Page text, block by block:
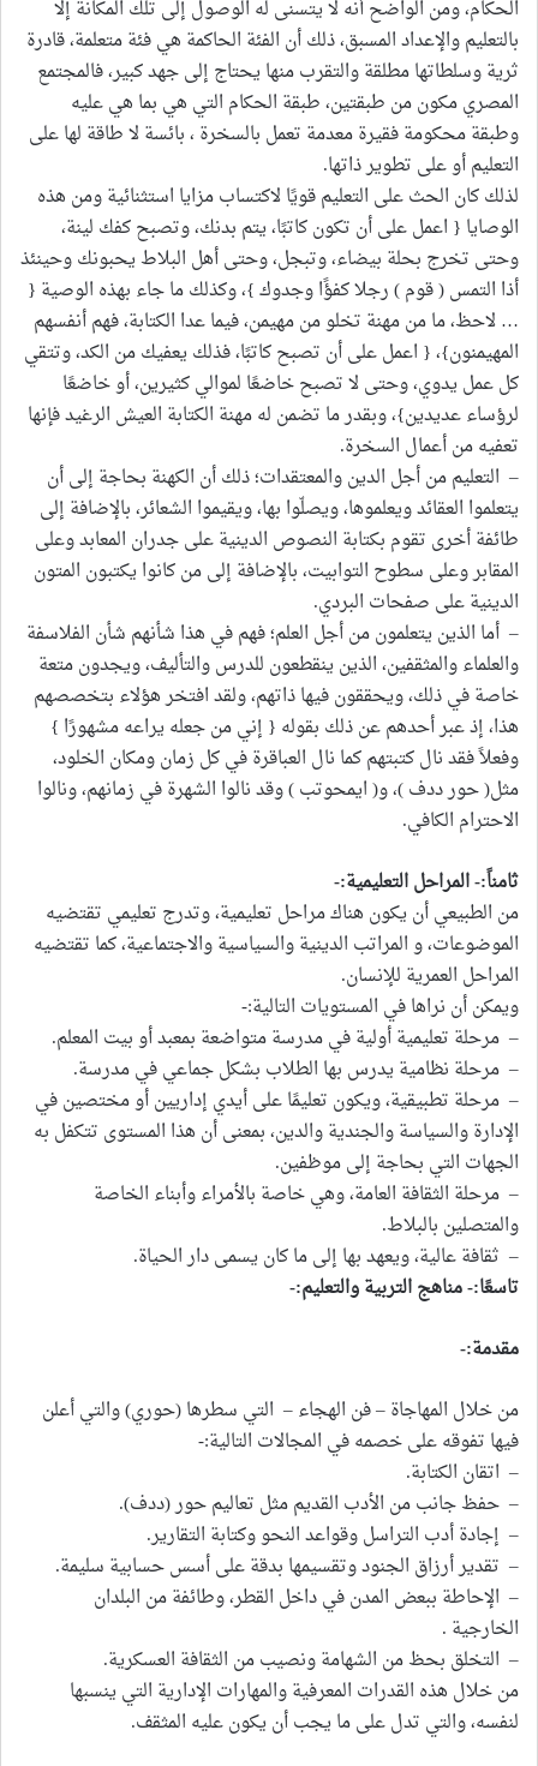
الحكام، ومن الواضح أنه لا يتسنى له الوصول إلى تلك المكانة إلا
بالتعليم والإعداد المسبق، ذلك أن الفئة الحاكمة هي فئة متعلمة، قادرة
ثرية وسلطاتها مطلقة والتقرب منها يحتاج إلى جهد كبير، فالمجتمع
المصري مكون من طبقتين، طبقة الحكام التي هي بما هي عليه
وطبقة محكومة فقيرة معدمة تعمل بالسخرة ، بائسة لا طاقة لها على
التعليم أو على تطوير ذاتها.
لذلك كان الحث على التعليم قويًا لاكتساب مزايا استثنائية ومن هذه
الوصايا { اعمل على أن تكون كاتبًا، يتم بدنك، وتصبح كفك لينة،
وحتى تخرج بحلة بيضاء، وتبجل، وحتى أهل البلاط يحبونك وحينئذ
أذا التمس ( قوم ) رجلا كفؤًا وجدوك }، وكذلك ما جاء بهذه الوصية {
… لاحظ، ما من مهنة تخلو من مهيمن، فيما عدا الكتابة، فهم أنفسهم
المهيمنون}، { اعمل على أن تصبح كاتبًا، فذلك يعفيك من الكد، وتتقي
كل عمل يدوي، وحتى لا تصبح خاضعًا لموالي كثيرين، أو خاضعًا
لرؤساء عديدين}، وبقدر ما تضمن له مهنة الكتابة العيش الرغيد فإنها
تعفيه من أعمال السخرة.
– التعليم من أجل الدين والمعتقدات؛ ذلك أن الكهنة بحاجة إلى أن
يتعلموا العقائد ويعلموها، ويصلّوا بها، ويقيموا الشعائر، بالإضافة إلى
طائفة أخرى تقوم بكتابة النصوص الدينية على جدران المعابد وعلى
المقابر وعلى سطوح التوابيت، بالإضافة إلى من كانوا يكتبون المتون
الدينية على صفحات البردي.
– أما الذين يتعلمون من أجل العلم؛ فهم في هذا شأنهم شأن الفلاسفة
والعلماء والمثقفين، الذين ينقطعون للدرس والتأليف، ويجدون متعة
خاصة في ذلك، ويحققون فيها ذاتهم، ولقد افتخر هؤلاء بتخصصهم
هذا، إذ عبر أحدهم عن ذلك بقوله { إني من جعله يراعه مشهورًا }
وفعلاً فقد نال كتبتهم كما نال العباقرة في كل زمان ومكان الخلود،
مثل( حور ددف )، و( ايمحوتب ) وقد نالوا الشهرة في زمانهم، ونالوا
الاحترام الكافي.
ثامناً:- المراحل التعليمية:-
من الطبيعي أن يكون هناك مراحل تعليمية، وتدرج تعليمي تقتضيه
الموضوعات، و المراتب الدينية والسياسية والاجتماعية، كما تقتضيه
المراحل العمرية للإنسان.
ويمكن أن نراها في المستويات التالية:-
– مرحلة تعليمية أولية في مدرسة متواضعة بمعبد أو بيت المعلم.
– مرحلة نظامية يدرس بها الطلاب بشكل جماعي في مدرسة.
– مرحلة تطبيقية، ويكون تعليمًا على أيدي إداريين أو مختصين في
الإدارة والسياسة والجندية والدين، بمعنى أن هذا المستوى تتكفل به
الجهات التي بحاجة إلى موظفين.
– مرحلة الثقافة العامة، وهي خاصة بالأمراء وأبناء الخاصة
والمتصلين بالبلاط.
– ثقافة عالية، ويعهد بها إلى ما كان يسمى دار الحياة.
تاسعًا:-مناهج التربية والتعليم:-
مقدمة:-
من خلال المهاجاة – فن الهجاء – التي سطرها (حوري) والتي أعلن
فيها تفوقه على خصمه في المجالات التالية:-
– اتقان الكتابة.
– حفظ جانب من الأدب القديم مثل تعاليم حور (ددف).
– إجادة أدب التراسل وقواعد النحو وكتابة التقارير.
– تقدير أرزاق الجنود وتقسيمها بدقة على أسس حسابية سليمة.
– الإحاطة ببعض المدن في داخل القطر، وطائفة من البلدان
الخارجية .
– التخلق بحظ من الشهامة ونصيب من الثقافة العسكرية.
من خلال هذه القدرات المعرفية والمهارات الإدارية التي ينسبها
لنفسه، والتي تدل على ما يجب أن يكون عليه المثقف.